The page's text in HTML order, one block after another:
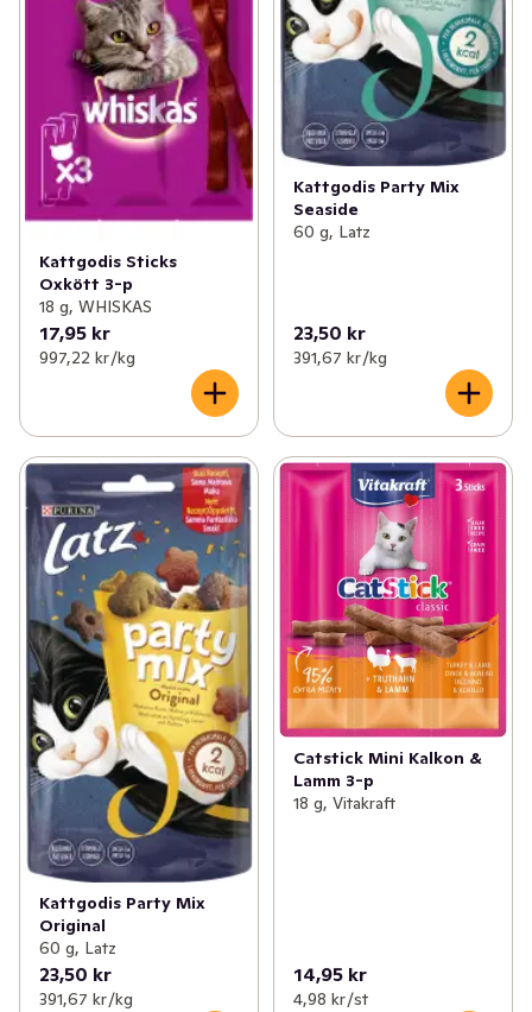
Kattgodis Sticks
Oxkött 3-p
18 g, WHISKAS
17,95 kr
997,22 kr /kg
Kattgodis Party Mix
Seaside
60 g, Latz
23,50 kr
391,67 kr /kg
Kattgodis Party Mix
Original
60 g, Latz
23,50 kr
391,67 kr /kg
Catstick Mini Kalkon &
Lamm 3-p
18 g, Vitakraft
14,95 kr
4,98 kr /st